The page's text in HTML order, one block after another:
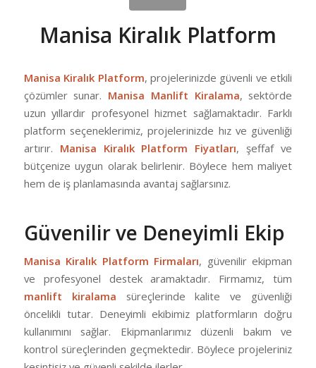
Manisa Kiralık Platform
Manisa Kiralık Platform, projelerinizde güvenli ve etkili
çözümler sunar. Manisa Manlift Kiralama, sektörde
uzun yıllardır profesyonel hizmet sağlamaktadır. Farklı
platform seçeneklerimiz, projelerinizde hız ve güvenliği
artırır. Manisa Kiralık Platform Fiyatları, şeffaf ve
bütçenize uygun olarak belirlenir. Böylece hem maliyet
hem de iş planlamasında avantaj sağlarsınız.
Güvenilir ve Deneyimli Ekip
Manisa Kiralık Platform Firmaları, güvenilir ekipman
ve profesyonel destek aramaktadır. Firmamız, tüm
manlift kiralama süreçlerinde kalite ve güvenliği
öncelikli tutar. Deneyimli ekibimiz platformların doğru
kullanımını sağlar. Ekipmanlarımız düzenli bakım ve
kontrol süreçlerinden geçmektedir. Böylece projeleriniz